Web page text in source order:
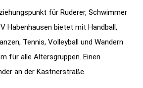
für Ruderer, Schwimmer
Habenhausen bietet mit Handball,
Tennis, Volleyball und Wandern
für alle Altersgruppen. Einen
an der Kästnerstraße.